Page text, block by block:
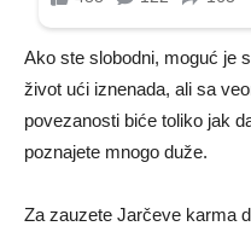
Ako ste slobodni, moguć je
život ući iznenada, ali sa
povezanosti biće toliko jak
poznajete mnogo duže.
Za zauzete Jarčeve karma